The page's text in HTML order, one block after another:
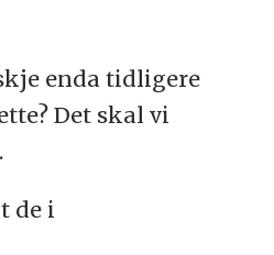
enda tidligere
Det skal vi
de i